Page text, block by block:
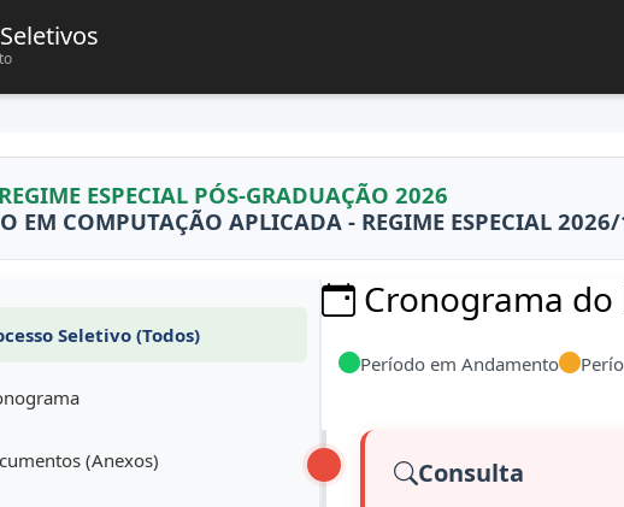
ESPECIAL PÓS-GRADUAÇÃO 2026
EM COMPUTAÇÃO APLICADA - REGIME ESPECIAL 2026/
Seletivo (Todos)
(Anexos)
Cronograma do
Período em Andamento
Consulta